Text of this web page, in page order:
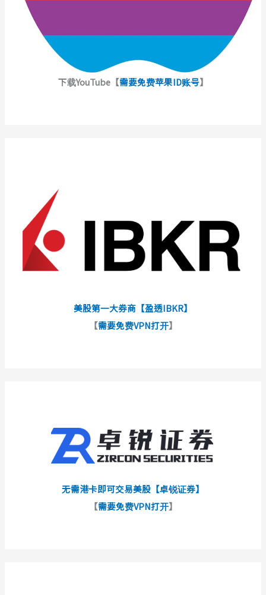
下载YouTube【需要免费苹果ID账号】
美股第一大券商【盈透IBKR】
【需要免费VPN打开】
无需港卡即可交易美股【卓锐证券】
【需要免费VPN打开】